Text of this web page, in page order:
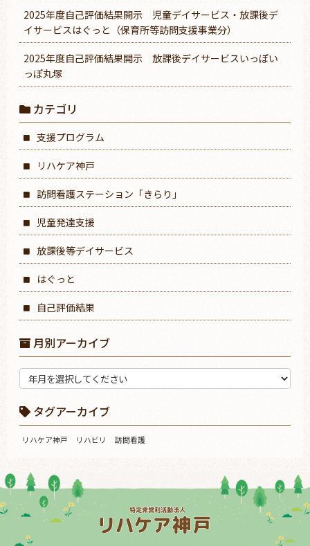
2025年度自己評価結果開示 児童デイサービス・放課後デ
イサービスはぐっと（保育所等訪問支援事業分）
2025年度自己評価結果開示 放課後デイサービスいっぽい
っぽ丸塚
カテゴリ
支援プログラム
リハケア神戸
訪問看護ステーション「きらり」
児童発達支援
放課後等デイサービス
はぐっと
自己評価結果
月別アーカイブ
タグアーカイブ
リハケア神戸 リハビリ 訪問看護